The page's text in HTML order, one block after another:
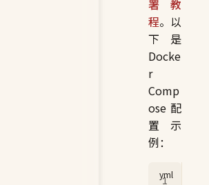
署教
程。以
下是
Docke
r
Comp
ose 配
置示
例：